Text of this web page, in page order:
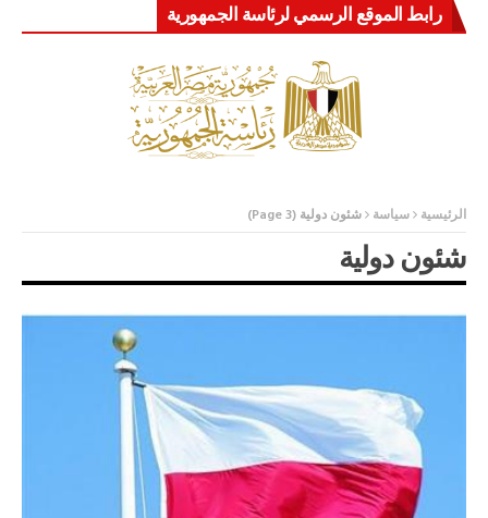
رابط الموقع الرسمي لرئاسة الجمهورية
الرئيسية سياسة شئون دولية(Page 3)
شئون دولية